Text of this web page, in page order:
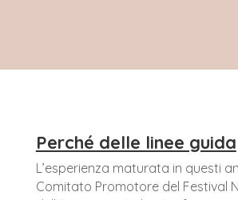
Perché delle linee guida
L’esperienza maturata in questi
Comitato Promotore del Festival